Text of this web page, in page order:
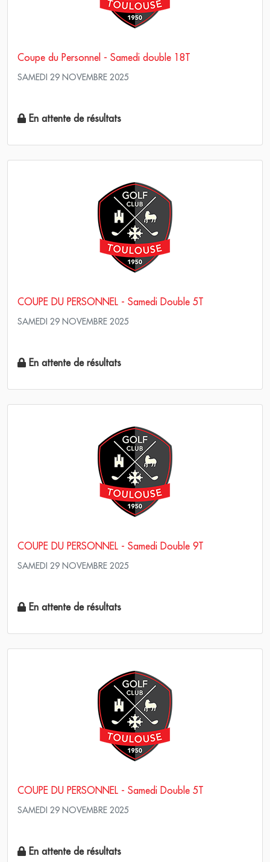
Coupe du Personnel - Samedi double 18T
SAMEDI 29 NOVEMBRE 2025
En attente de résultats
COUPE DU PERSONNEL - Samedi Double 5T
SAMEDI 29 NOVEMBRE 2025
En attente de résultats
COUPE DU PERSONNEL - Samedi Double 9T
SAMEDI 29 NOVEMBRE 2025
En attente de résultats
COUPE DU PERSONNEL - Samedi Double 5T
SAMEDI 29 NOVEMBRE 2025
En attente de résultats